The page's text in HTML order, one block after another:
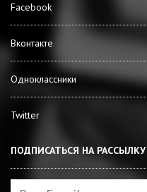
Facebook
Вконтакте
Одноклассники
Twitter
ПОДПИСАТЬСЯ НА РАССЫЛКУ